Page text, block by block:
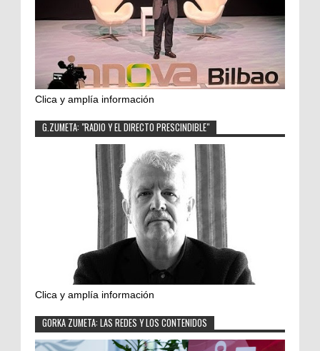
Clica y amplía información
G.ZUMETA: "RADIO Y EL DIRECTO PRESCINDIBLE"
Clica y amplía información
GORKA ZUMETA: LAS REDES Y LOS CONTENIDOS